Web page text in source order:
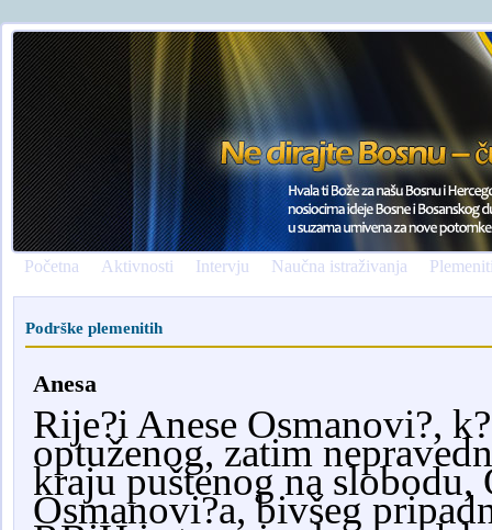
Početna Aktivnosti Intervju Naučna istraživanja
Podrške plemenitih
Anesa
Rije?i Anese Osmanovi?,
optuženog, zatim
kraju puštenog na slobodu,
Osmanovi?a, bivšeg